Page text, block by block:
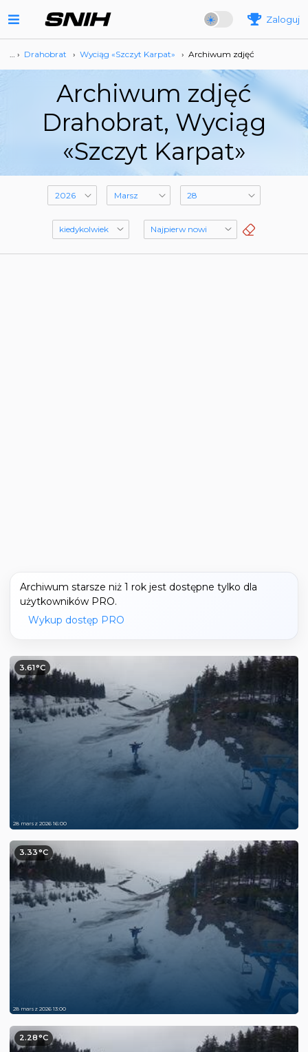
Zaloguj
… › Drahobrat › Wyciąg «Szczyt Karpat» › Archiwum zdjęć
Archiwum zdjęć
Drahobrat, Wyciąg
«Szczyt Karpat»
Archiwum starsze niż 1 rok jest dostępne tylko dla
użytkowników PRO.
Wykup dostęp PRO
3.61°C
28 marsz 2026 16:00
3.33°C
28 marsz 2026 13:00
2.28°C